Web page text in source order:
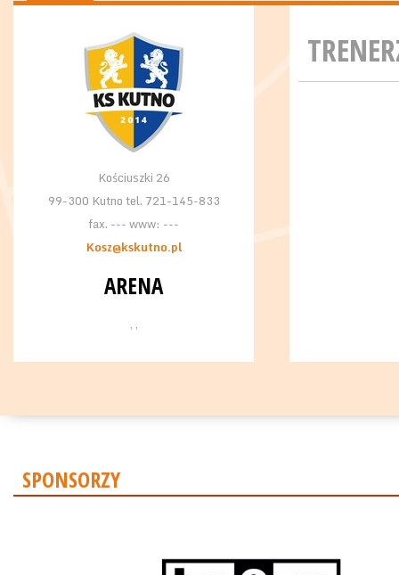
Kościuszki 26
99-300 Kutno tel. 721-145-833
fax. --- www: ---
Kosz@kskutno.pl
ARENA
, ,
SPONSORZY